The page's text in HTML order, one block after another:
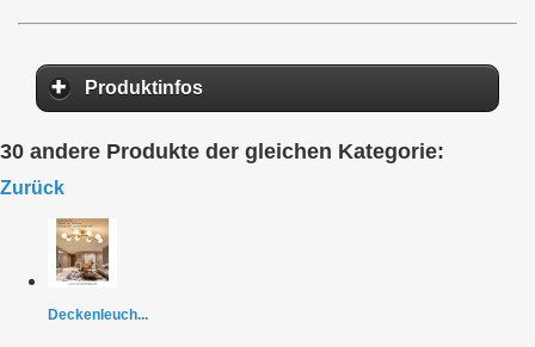
Produktinfos
30 andere Produkte der gleichen Kategorie:
Zurück
Deckenleuch...